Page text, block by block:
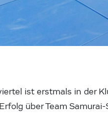
ist erstmals in der
über Team